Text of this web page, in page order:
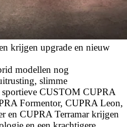
krijgen upgrade en nieuw
modellen nog
slimme
sportieve CUSTOM CUPRA
Formentor, CUPRA Leon,
en CUPRA Terramar krijgen